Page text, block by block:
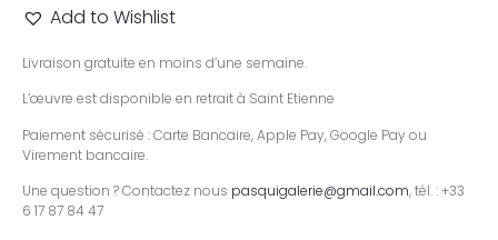
Add to Wishlist
Livraison gratuite en moins d’une semaine.
L’œuvre est disponible en retrait à Saint Etienne
Paiement sécurisé : Carte Bancaire, Apple Pay, Google Pay ou
Virement bancaire.
Une question ? Contactez nous pasquigalerie@gmail.com, tél. : +33
6 17 87 84 47